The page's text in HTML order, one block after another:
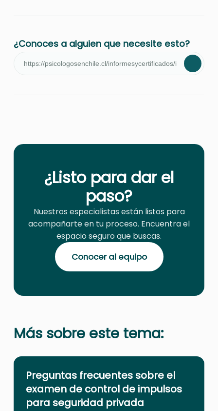
¿Conoces a alguien que necesite esto?
¿Listo para dar el
paso?
Nuestros especialistas están listos para
acompañarte en tu proceso. Encuentra el
espacio seguro que buscas.
Conocer al equipo
Más sobre este tema:
Preguntas frecuentes sobre el
examen de control de impulsos
para seguridad privada